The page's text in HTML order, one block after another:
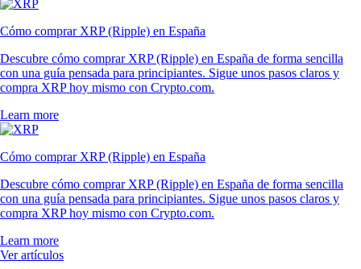
Cómo comprar XRP (Ripple) en España
Descubre cómo comprar XRP (Ripple) en España de forma sencilla
con una guía pensada para principiantes. Sigue unos pasos claros y
compra XRP hoy mismo con Crypto.com.
Learn more
Cómo comprar XRP (Ripple) en España
Descubre cómo comprar XRP (Ripple) en España de forma sencilla
con una guía pensada para principiantes. Sigue unos pasos claros y
compra XRP hoy mismo con Crypto.com.
Learn more
Ver artículos